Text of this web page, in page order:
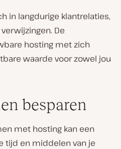
in langdurige klantrelaties,
De
hosting met zich
waarde voor zowel jou
besparen
met hosting kan een
tijd en middelen van je